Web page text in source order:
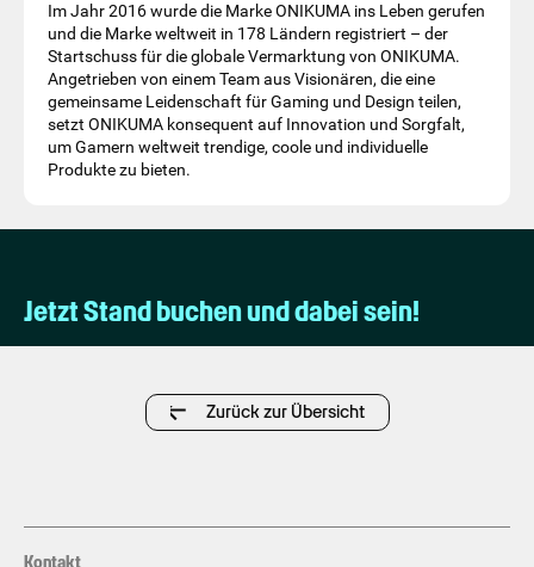
Im Jahr 2016 wurde die Marke ONIKUMA ins Leben gerufen
und die Marke weltweit in 178 Ländern registriert – der
Startschuss für die globale Vermarktung von ONIKUMA.
Angetrieben von einem Team aus Visionären, die eine
gemeinsame Leidenschaft für Gaming und Design teilen,
setzt ONIKUMA konsequent auf Innovation und Sorgfalt,
um Gamern weltweit trendige, coole und individuelle
Produkte zu bieten.
Jetzt Stand buchen und dabei sein!
Zurück zur Übersicht
Kontakt